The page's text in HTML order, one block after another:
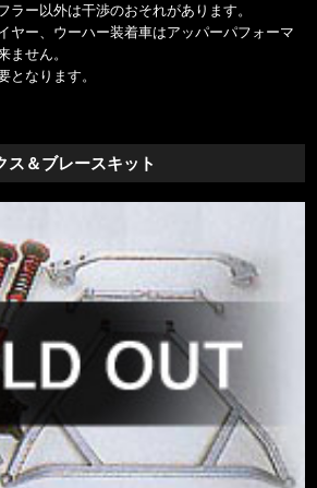
ー以外は干渉のおそれがあります。
ヤー、ウーハー装着車はアッパーパフォーマ
ません。
なります。
ス＆ブレースキット